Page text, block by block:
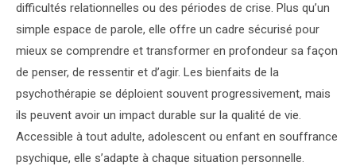
difficultés relationnelles ou des périodes de crise. Plus qu’un
simple espace de parole, elle offre un cadre sécurisé pour
mieux se comprendre et transformer en profondeur sa façon
de penser, de ressentir et d’agir. Les bienfaits de la
psychothérapie se déploient souvent progressivement, mais
ils peuvent avoir un impact durable sur la qualité de vie.
Accessible à tout adulte, adolescent ou enfant en souffrance
psychique, elle s’adapte à chaque situation personnelle.